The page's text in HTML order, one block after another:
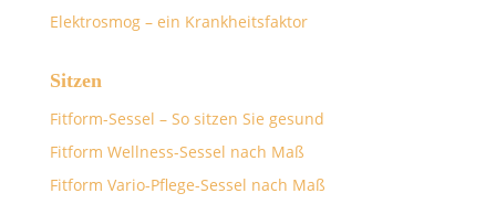
Elektrosmog – ein Krankheitsfaktor
Sitzen
Fitform-Sessel – So sitzen Sie gesund
Fitform Wellness-Sessel nach Maß
Fitform Vario-Pflege-Sessel nach Maß